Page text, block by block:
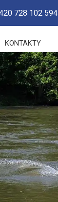
728 102 594
KONTAKTY